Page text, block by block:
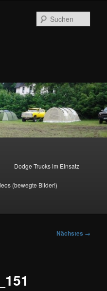
Dodge Trucks im Einsatz
(bewegte Bilder!)
Nächstes →